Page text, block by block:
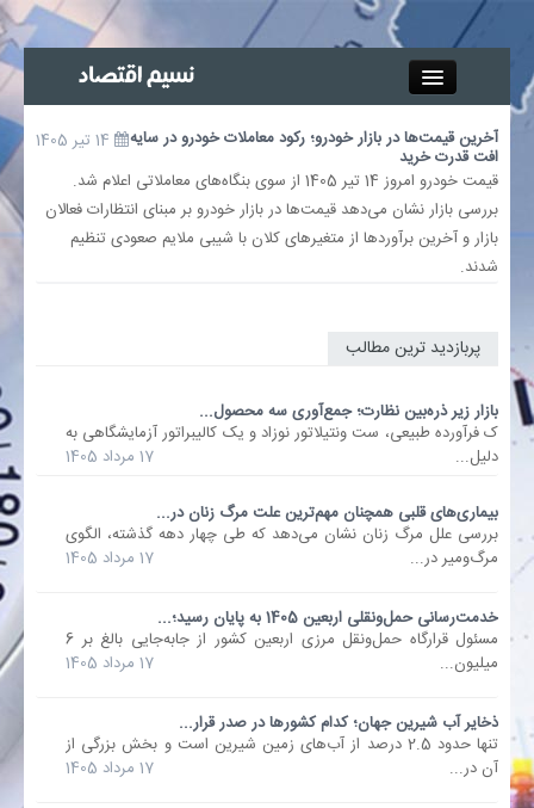
آگهی استخدام
چند رسانه‌ای
اجتماعی
بیمه و بورس
اقتصاد
آخرین قیمت‌ها در بازار خودرو؛ رکود معاملات خودرو در سایه
افت قدرت خرید
قیمت خودرو امروز 14 تیر 1405 از سوی بنگاه‌های معاملاتی اعلام شد.
بررسی بازار نشان می‌دهد قیمت‌ها در بازار خودرو بر مبنای انتظارات فعالان
بازار و آخرین برآوردها از متغیرهای کلان با شیبی ملایم صعودی تنظیم
شدند.
پربازدید ترین مطالب
بازار زیر ذره‌بین نظارت؛ جمع‌آوری سه محصول...
ک فرآورده طبیعی، ست ونتیلاتور نوزاد و یک کالیبراتور آزمایشگاهی به
دلیل...
17 مرداد 1405
بیماری‌های قلبی همچنان مهم‌ترین علت مرگ زنان در...
بررسی علل مرگ زنان نشان می‌دهد که طی چهار دهه گذشته، الگوی
مرگ‌ومیر در...
17 مرداد 1405
خدمت‌رسانی حمل‌ونقلی اربعین 1405 به پایان رسید؛...
مسئول قرارگاه حمل‌ونقل مرزی اربعین کشور از جابه‌جایی بالغ بر 6
میلیون...
17 مرداد 1405
ذخایر آب شیرین جهان؛ کدام کشورها در صدر قرار...
تنها حدود 2.5 درصد از آب‌های زمین شیرین است و بخش بزرگی از
آن در...
17 مرداد 1405